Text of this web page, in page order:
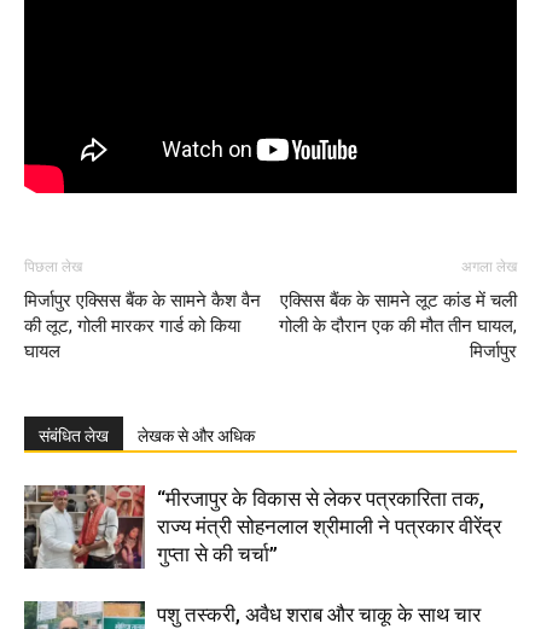
पिछला लेख
मिर्जापुर एक्सिस बैंक के सामने कैश वैन
की लूट, गोली मारकर गार्ड को किया
घायल
अगला लेख
एक्सिस बैंक के सामने लूट कांड में चली
गोली के दौरान एक की मौत तीन घायल,
मिर्जापुर
संबंधित लेख लेखक से और अधिक
“मीरजापुर के विकास से लेकर पत्रकारिता तक,
राज्य मंत्री सोहनलाल श्रीमाली ने पत्रकार वीरेंद्र
गुप्ता से की चर्चा”
पशु तस्करी, अवैध शराब और चाकू के साथ चार